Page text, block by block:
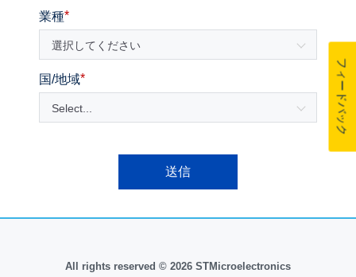
*
業種
選択してください
*
国/地域
Select...
送信
All rights reserved © 2026 STMicroelectronics
フィードバック